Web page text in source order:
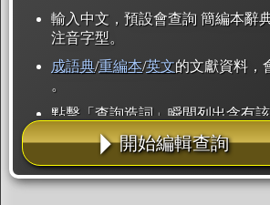
輸入中文，預設會查詢 簡編本辭
注音字型。
成語典/重編本/英文的文獻資料，
。
點擊「查詢造詞」瞬間列出含有該
點「部首」瞬間列出所有「同部
辭典解釋的全文都經過自動斷詞
用手動重複輸入。
開始編輯查詢